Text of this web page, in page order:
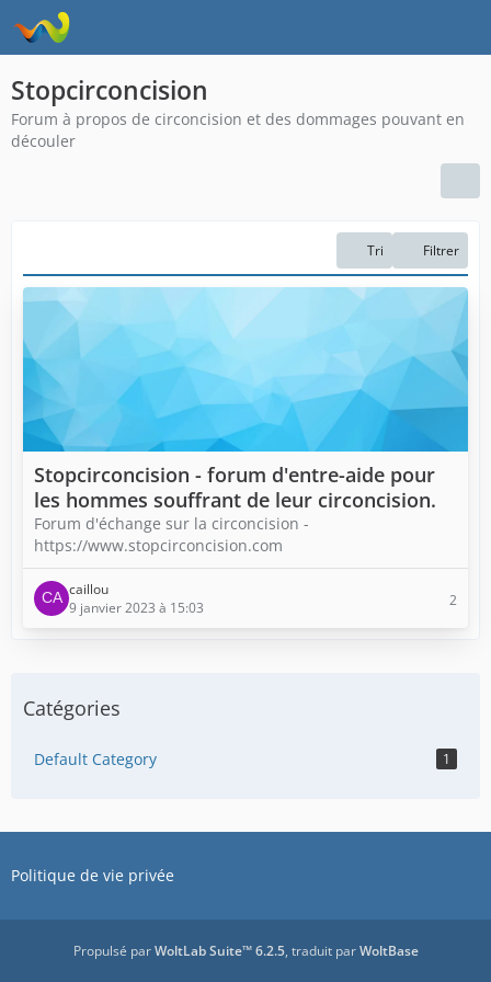
Stopcirconcision
Forum à propos de circoncision et des dommages pouvant en
découler
Tri Filtrer
Stopcirconcision - forum d'entre-aide pour
les hommes souffrant de leur circoncision.
Forum d'échange sur la circoncision -
https://www.stopcirconcision.com
caillou
9 janvier 2023 à 15:03
2
Catégories
Default Category 1
Politique de vie privée
Propulsé parWoltLab Suite™ 6.2.5, traduit parWoltBase